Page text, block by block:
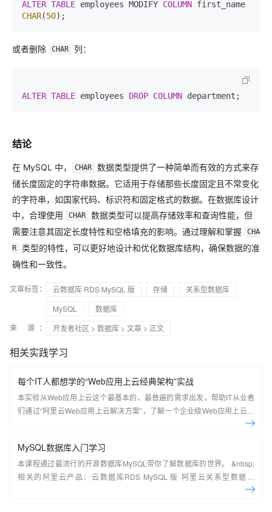
ALTER TABLE employees MODIFY COLUMN
CHAR(50
或者删除 CHAR 列：
ALTER TABLE employees DROP COLUMN
结论
在 MySQL 中， CHAR
数据类型提供了一种简单而有效的方式来存
储长度固定的字符串数据。它适用于存储那些长度固定且不常变化
的字符串，如国家代码、标识符和固定格式的数据。在数据库设计
中，合理使用
CHAR
数据类型可以提高存储效率和查询性能，但
需要注意其固定长度特性和空格填充的影响。通过理解和掌握
CHA
R
类型的特性，可以更好地设计和优化数据库结构，确保数据的准
确性和一致性。
文章标签： 云数据库 RDS MySQL 版 存储
关系型数据库
MySQL
数据库
来 源：
开发者社区 > 数据库 > 文章 > 正文
相关实践学习
每个IT人都想学的“Web应用上云经典架构”实战
本实验从Web应用上云这个最基本的、最普遍的需求出发，帮助IT从业者
们通过“阿里云Web应用上云解决方案”，了解一个企业级Web应用上云的
MySQL数据库入门学习
本课程通过最流行的开源数据库MySQL带你了解数据库的世界。 &nbsp;
相关的阿里云产品：云数据库RDS MySQL 版 阿里云关系型数据库
RDS（Relational Database Service）是一种稳定可靠、可弹性伸缩的在